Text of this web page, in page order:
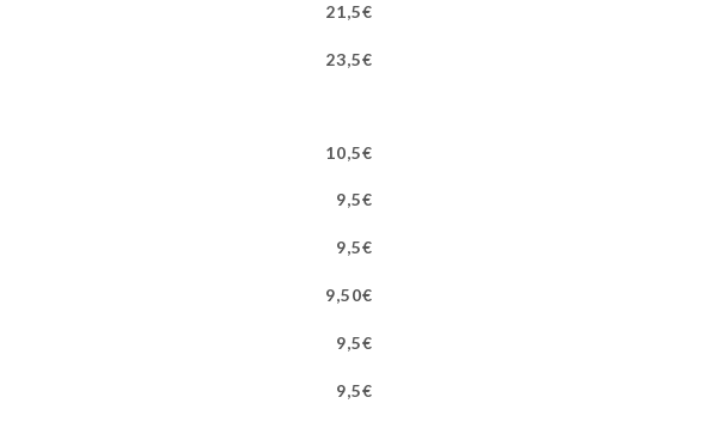
21,5€
23,5€
10,5€
9,5€
9,5€
9,50€
9,5€
9,5€